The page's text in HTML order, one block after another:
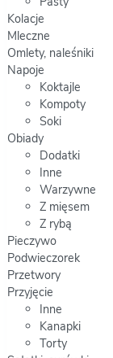
Kolacje
Mleczne
Omlety, naleśniki
Napoje
Koktajle
Kompoty
Soki
Obiady
Dodatki
Inne
Warzywne
Z mięsem
Z rybą
Pieczywo
Podwieczorek
Przetwory
Przyjęcie
Inne
Kanapki
Torty